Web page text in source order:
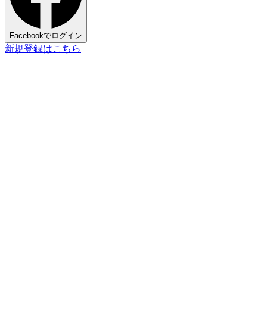
Facebookでログイン
新規登録はこちら